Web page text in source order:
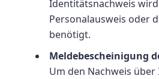
Identitätsnachweis
Personalausweis oder
benötigt.
Meldebescheinigung
Um den Nachweis